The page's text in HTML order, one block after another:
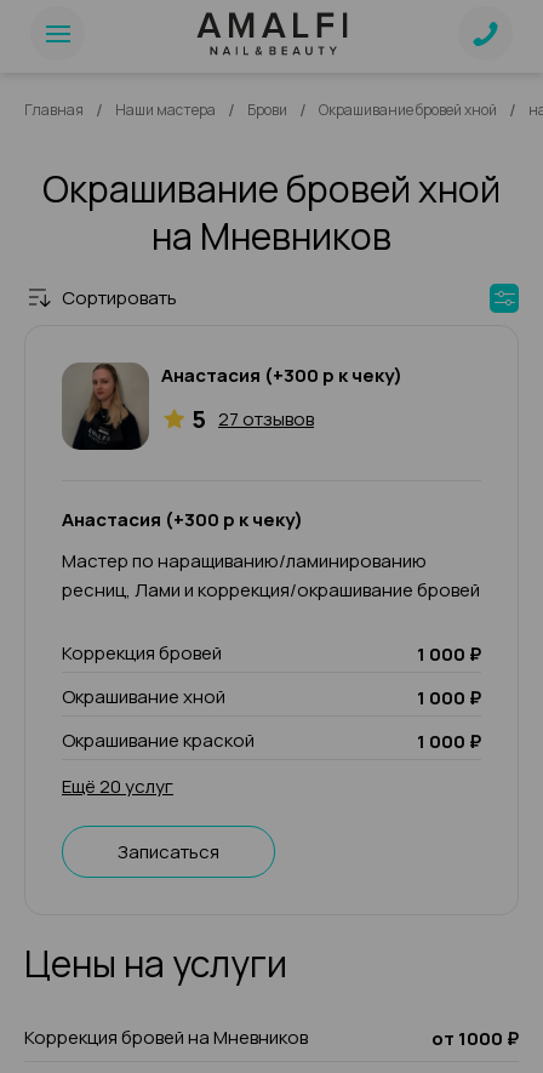
Главная / Наши мастера / Брови / Окрашивание бровей хной /
Окрашивание бровей хной
на Мневников
Сортировать
Анастасия (+300 р к чеку)
5 27 отзывов
Анастасия (+300 р к чеку)
Мастер по наращиванию/ламинированию
ресниц, Лами и коррекция/окрашивание бровей
Коррекция бровей
1 000 ₽
Окрашивание хной
1 000 ₽
Окрашивание краской
1 000 ₽
Ещё 20 услуг
Записаться
Цены на услуги
Коррекция бровей на Мневников
от 1000 ₽